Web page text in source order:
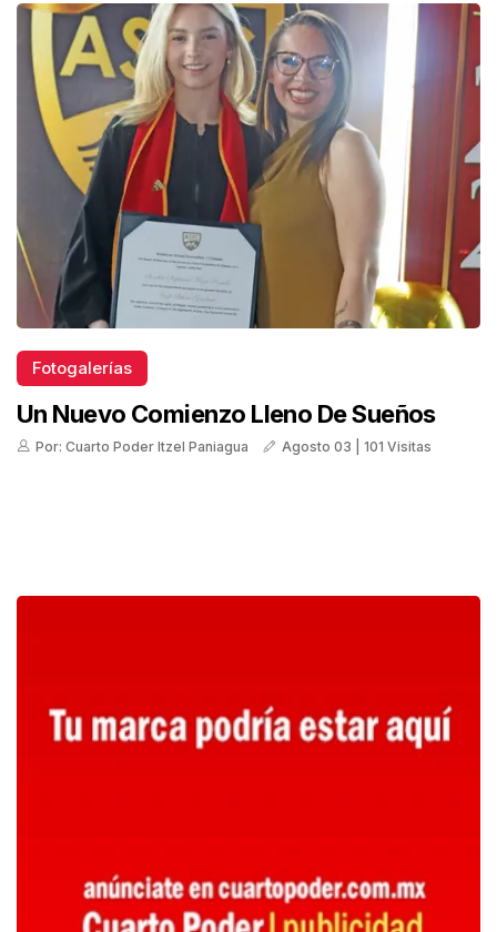
Fotogalerías
Un Nuevo Comienzo Lleno De Sueños
Por: Cuarto Poder Itzel Paniagua Agosto 03 | 101 Visitas